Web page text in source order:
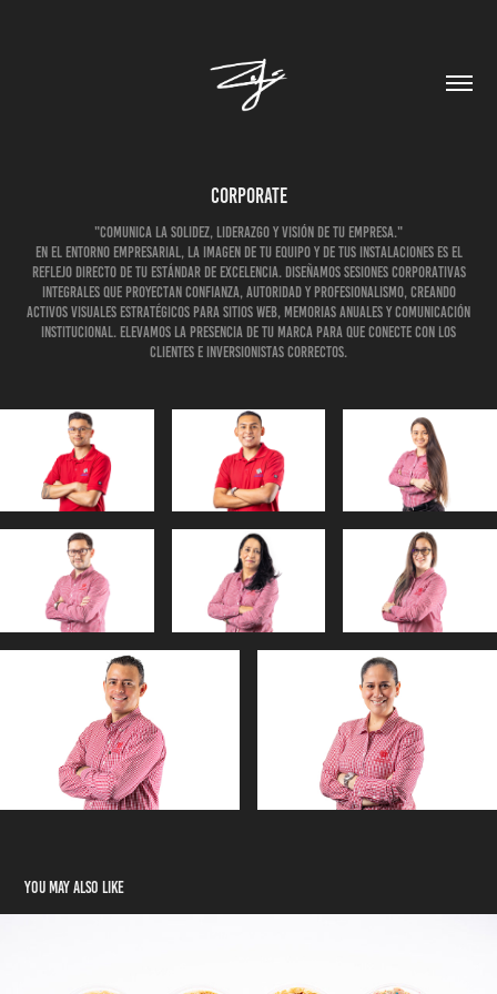
Corporate
"Comunica la solidez, liderazgo y visión de tu empresa."
En el entorno empresarial, la imagen de tu equipo y de tus instalaciones es el
reflejo directo de tu estándar de excelencia. Diseñamos sesiones corporativas
integrales que proyectan confianza, autoridad y profesionalismo, creando
activos visuales estratégicos para sitios web, memorias anuales y comunicación
institucional. Elevamos la presencia de tu marca para que conecte con los
clientes e inversionistas correctos.
You may also like